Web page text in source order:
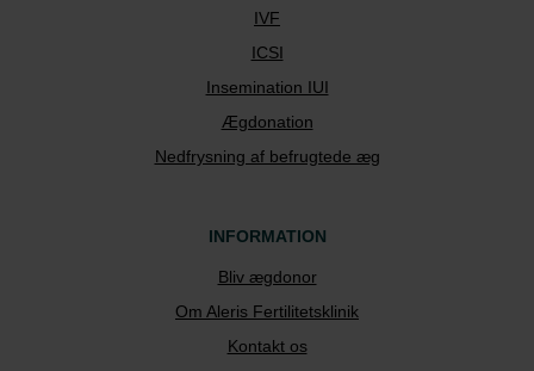
IVF
ICSI
Insemination IUI
Ægdonation
Nedfrysning af befrugtede æg
INFORMATION
Bliv ægdonor
Om Aleris Fertilitetsklinik
Kontakt os